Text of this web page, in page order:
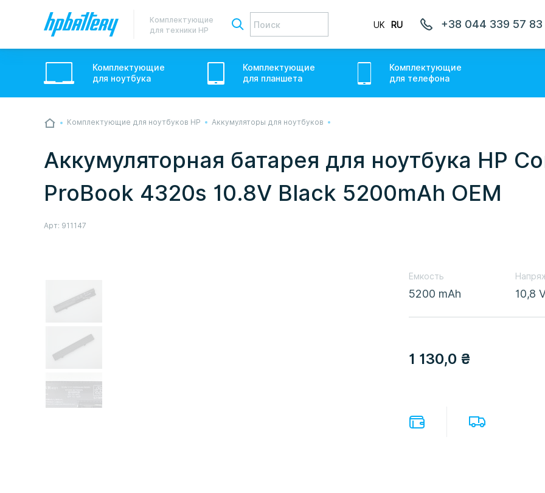
Але ми виліземо зі сховища і перетелефонуємо вам.
Комплектующие
для техники HP
UK RU +38 044 339 57 83
Комплектующие
для ноутбука
Комплектующие
для планшета
Комплектующие
для телефона
Комплектующие для ноутбуков HP Аккумуляторы для ноутбуков
Аккумуляторная батарея для ноутбука HP
ProBook 4320s 10.8V Black 5200mAh OEM
Арт: 911147
Емкость
5200 mAh 10,8
1 130,0 ₴